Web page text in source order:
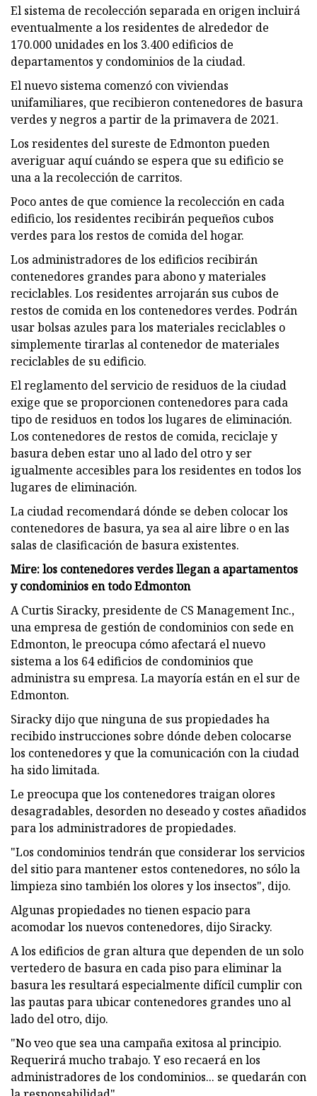
El sistema de recolección separada en origen incluirá
eventualmente a los residentes de alrededor de
170.000 unidades en los 3.400 edificios de
departamentos y condominios de la ciudad.
El nuevo sistema comenzó con viviendas
unifamiliares, que recibieron contenedores de basura
verdes y negros a partir de la primavera de 2021.
Los residentes del sureste de Edmonton pueden
averiguar aquí cuándo se espera que su edificio se
una a la recolección de carritos.
Poco antes de que comience la recolección en cada
edificio, los residentes recibirán pequeños cubos
verdes para los restos de comida del hogar.
Los administradores de los edificios recibirán
contenedores grandes para abono y materiales
reciclables. Los residentes arrojarán sus cubos de
restos de comida en los contenedores verdes. Podrán
usar bolsas azules para los materiales reciclables o
simplemente tirarlas al contenedor de materiales
reciclables de su edificio.
El reglamento del servicio de residuos de la ciudad
exige que se proporcionen contenedores para cada
tipo de residuos en todos los lugares de eliminación.
Los contenedores de restos de comida, reciclaje y
basura deben estar uno al lado del otro y ser
igualmente accesibles para los residentes en todos los
lugares de eliminación.
La ciudad recomendará dónde se deben colocar los
contenedores de basura, ya sea al aire libre o en las
salas de clasificación de basura existentes.
Mire: los contenedores verdes llegan a apartamentos
y condominios en todo Edmonton
A Curtis Siracky, presidente de CS Management Inc.,
una empresa de gestión de condominios con sede en
Edmonton, le preocupa cómo afectará el nuevo
sistema a los 64 edificios de condominios que
administra su empresa. La mayoría están en el sur de
Edmonton.
Siracky dijo que ninguna de sus propiedades ha
recibido instrucciones sobre dónde deben colocarse
los contenedores y que la comunicación con la ciudad
ha sido limitada.
Le preocupa que los contenedores traigan olores
desagradables, desorden no deseado y costes añadidos
para los administradores de propiedades.
"Los condominios tendrán que considerar los servicios
del sitio para mantener estos contenedores, no sólo la
limpieza sino también los olores y los insectos", dijo.
Algunas propiedades no tienen espacio para
acomodar los nuevos contenedores, dijo Siracky.
A los edificios de gran altura que dependen de un solo
vertedero de basura en cada piso para eliminar la
basura les resultará especialmente difícil cumplir con
las pautas para ubicar contenedores grandes uno al
lado del otro, dijo.
"No veo que sea una campaña exitosa al principio.
Requerirá mucho trabajo. Y eso recaerá en los
administradores de los condominios... se quedarán con